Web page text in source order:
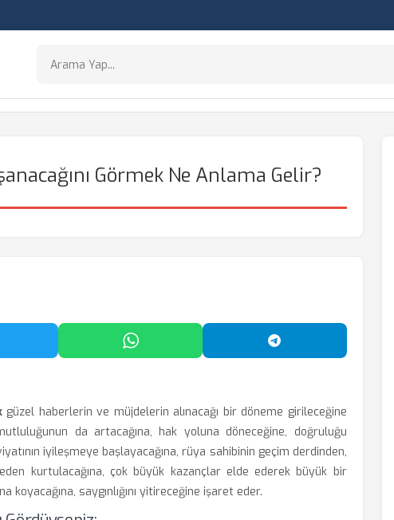
Görmek Ne Anlama Gelir?
Paylaş WhatsApp'ta Paylaş Telegram'da
güzel haberlerin ve müjdelerin alınacağı bir döneme girileceğine
da artacağına, hak yoluna döneceğine, doğruluğu
iyileşmeye başlayacağına, rüya sahibinin geçim derdinden,
kurtulacağına, çok büyük kazançlar elde ederek büyük bir
koyacağına, saygınlığını yitireceğine işaret eder.